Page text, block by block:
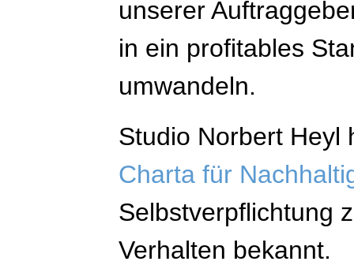
unserer
in ein profitables
umwandeln.
Studio Norbert Heyl
Charta für
Selbstverpflichtung
Verhalten bekannt.